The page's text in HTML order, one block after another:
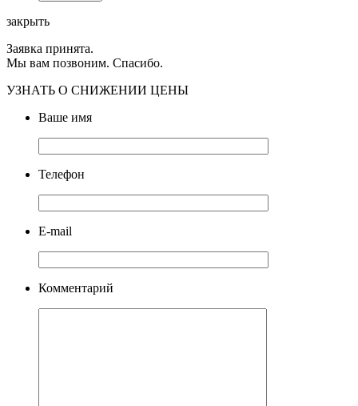
закрыть
Заявка принята.
Мы вам позвоним. Спасибо.
УЗНАТЬ О СНИЖЕНИИ ЦЕНЫ
Ваше имя
Телефон
E-mail
Комментарий